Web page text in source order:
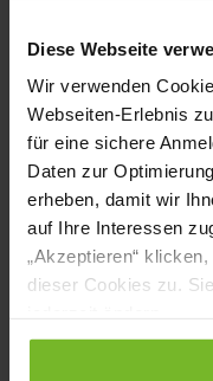
Diese Webseite
Wir verwenden
Webseiten-Erlebnis
für eine sichere
Daten zur
erheben, damit wir
auf Ihre Interessen
„Akzeptieren“
dieser Cookies zu.
Umsatzverluste
müssen. Seit
Umsatzverluste
zum
durchschnittlich
Hintergrund